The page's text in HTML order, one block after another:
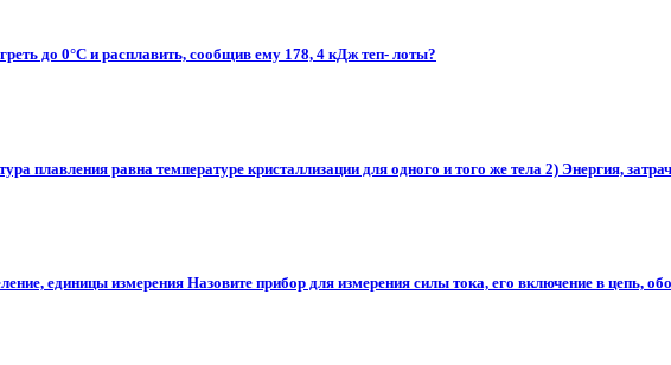
до 0°С и расплавить, сообщив ему 178, 4 кДж теп- лоты?
плавления равна температуре кристаллизации для одного и того же тела 2) Энергия,
единицы измерения Назовите прибор для измерения силы тока, его включение в цепь,